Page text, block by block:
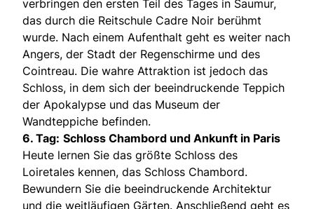
verbringen den ersten Teil des Tages in Saumur,
das durch die Reitschule Cadre Noir berühmt
wurde. Nach einem Aufenthalt geht es weiter nach
Angers, der Stadt der Regenschirme und des
Cointreau. Die wahre Attraktion ist jedoch das
Schloss, in dem sich der beeindruckende Teppich
der Apokalypse und das Museum der
Wandteppiche befinden.
6. Tag: Schloss Chambord und Ankunft in Paris
Heute lernen Sie das größte Schloss des
Loiretales kennen, das Schloss Chambord.
Bewundern Sie die beeindruckende Architektur
und die weitläufigen Gärten. Anschließend geht es